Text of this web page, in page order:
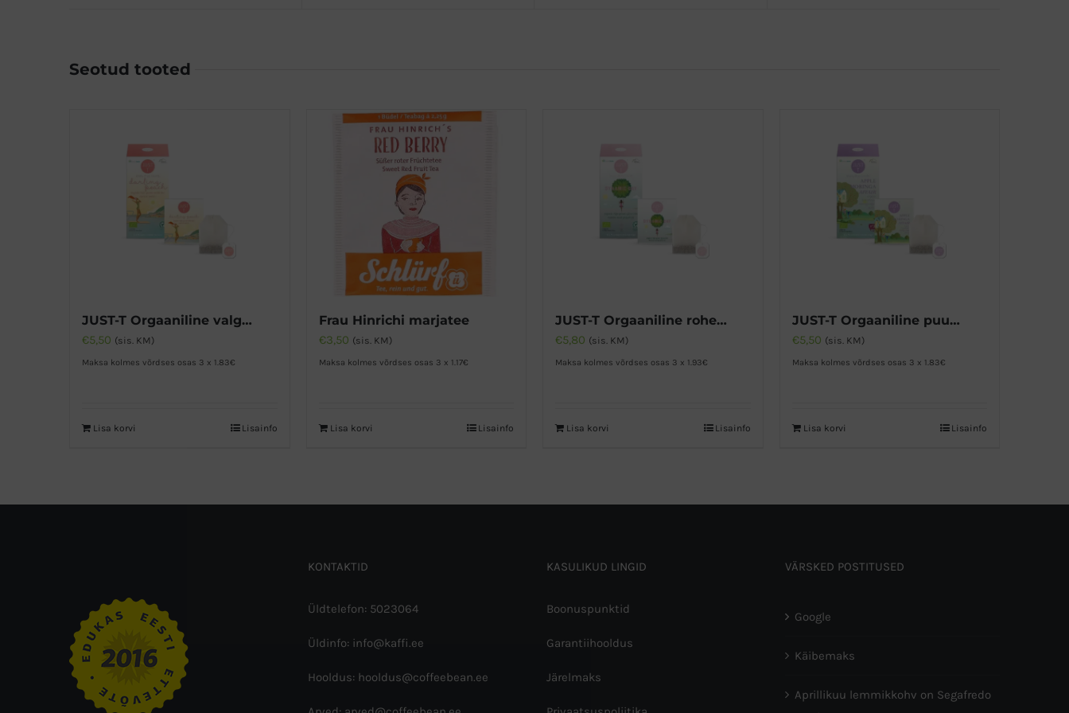
Seotud tooted
JUST-T Orgaaniline valge tee aprikoosi ja virsikuga
€5,50 (sis. KM)
Maksa kolmes võrdses osas 3 x 1.83€
Lisa korvi Lisainfo
Frau Hinrichi marjatee
€3,50 (sis. KM)
Maksa kolmes võrdses osas 3 x 1.17€
Lisa korvi Lisainfo
JUST-T Orgaaniline roheline tee Matcha, Acai ja greibiga
€5,80 (sis. KM)
Maksa kolmes võrdses osas 3 x 1.93€
Lisa korvi Lisainfo
JUST-T Orgaaniline puuviljatee
€5,50 (sis. KM)
Maksa kolmes võrdses osas 3 x 1.83€
Lisa korvi Lisainfo
KONTAKTID
Üldtelefon: 5023064
Üldinfo: info@kaffi.ee
Hooldus: hooldus@coffeebean.ee
KASULIKUD LINGID
Boonuspunktid
Garantiihooldus
Järelmaks
VÄRSKED POSTITUSED
Google
Käibemaks
Aprillikuu lemmikkohv on Segafredo